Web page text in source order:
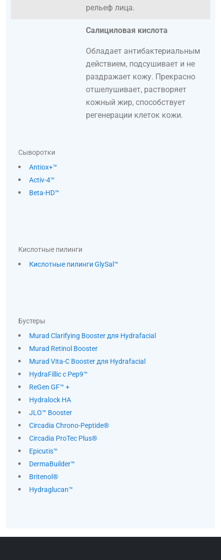
рельеф лица.
Салициловая кислота
Обладает антибактериальным
действием, подсушивает и не
раздражает кожу. Прекрасно
отшелушивает, растворяет
кожный жир, способствует
регенерации клеток кожи.
Сыворотки
Antiox+™
Activ-4™
Beta-HD™
Кислотные пилинги
Кислотные пилинги GlySal™
Бустеры
Murad Clarifying Booster для Hydrafacial
Murad Retinol Booster
Murad Vita-C Booster для Hydrafacial
HydraFillic с Pep9™
ReGen GF™ +
Hydralock HA
JLO™ Booster
Circadia Chrono-Peptide®
Circadia ProTec Plus®
Epicutis™
DermaBuilder™
Britenol®
Hydraglucan™